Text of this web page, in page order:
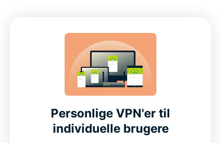
Personlige VPN'er til
individuelle brugere